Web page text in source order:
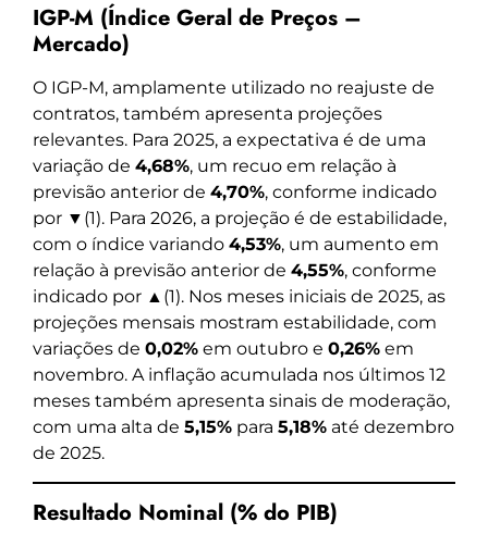
IGP-M (Índice Geral de Preços –
Mercado)
O IGP-M, amplamente utilizado no reajuste de
contratos, também apresenta projeções
relevantes. Para 2025, a expectativa é de uma
variação de 4,68%, um recuo em relação à
previsão anterior de 4,70%, conforme indicado
por ▼(1). Para 2026, a projeção é de estabilidade,
com o índice variando 4,53%, um aumento em
relação à previsão anterior de 4,55%, conforme
indicado por ▲(1). Nos meses iniciais de 2025, as
projeções mensais mostram estabilidade, com
variações de 0,02% em outubro e 0,26% em
novembro. A inflação acumulada nos últimos 12
meses também apresenta sinais de moderação,
com uma alta de 5,15% para 5,18% até dezembro
de 2025.
Resultado Nominal (% do PIB)